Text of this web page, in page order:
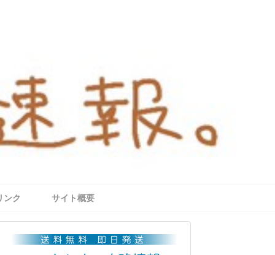
ンク サイト概要